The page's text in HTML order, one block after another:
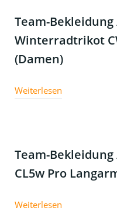
Team-
Winterradtrikot
(Damen)
Weiterlesen
Team-
CL5w Pro
Weiterlesen